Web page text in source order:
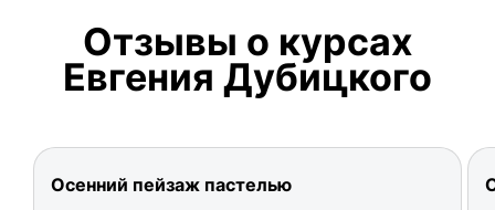
Отзывы о курсах
Евгения Дубицкого
Осенний пейзаж пастелью